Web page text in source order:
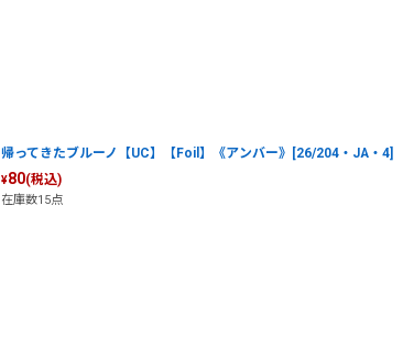
帰ってきたブルーノ【UC】【Foil】《アンバー》[26/204・JA・4]
¥80(税込)
在庫数15点